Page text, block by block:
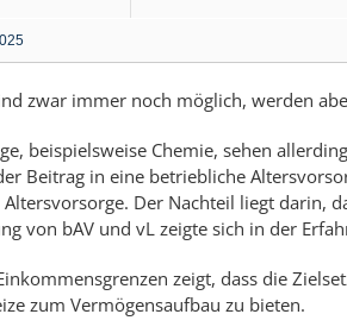
zwar immer noch möglich, werden
beispielsweise Chemie, sehen
Beitrag in eine betriebliche
Der Nachteil liegt darin,
von bAV und vL zeigte sich in der
zeigt, dass die
zum Vermögensaufbau zu bieten.